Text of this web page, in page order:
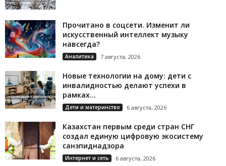
Прочитано в соцсети. Изменит ли
искусственный интеллект музыку
навсегда?
Аналитика 7 августа, 2026
Новые технологии на дому: дети с
инвалидностью делают успехи в
рамках...
Дети и материнство 6 августа, 2026
Казахстан первым среди стран СНГ
создал единую цифровую экосистему
санэпиднадзора
Интернет и сеть 6 августа, 2026